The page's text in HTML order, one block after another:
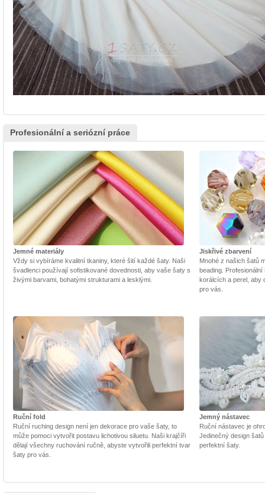
Profesionální a seriózní práce
Jemné materiály
Vždy si vybíráme kvalitní tkaniny, které šití každé šaty. Naši
švadlenci používají sofistikované dovednosti, aby vaše šaty s
živými barvami, bohatými strukturami a lesklými.
Jiskřivé zbarvení
Mnohé z našich šatů
beading.
korálcích a perel, aby
pro vás.
Ruční fold
Ruční ruching design není jen dekorace pro vaše šaty, to
může pomoci vytvořit postavu lichotivou siluetu. Naši krajčíři
dělají všechny ruchování ručně, abyste vytvořili perfektní tvar
šaty pro vás.
Jemný nástavec
Ruční nástavec je
Jedinečný design
perfektní šaty.